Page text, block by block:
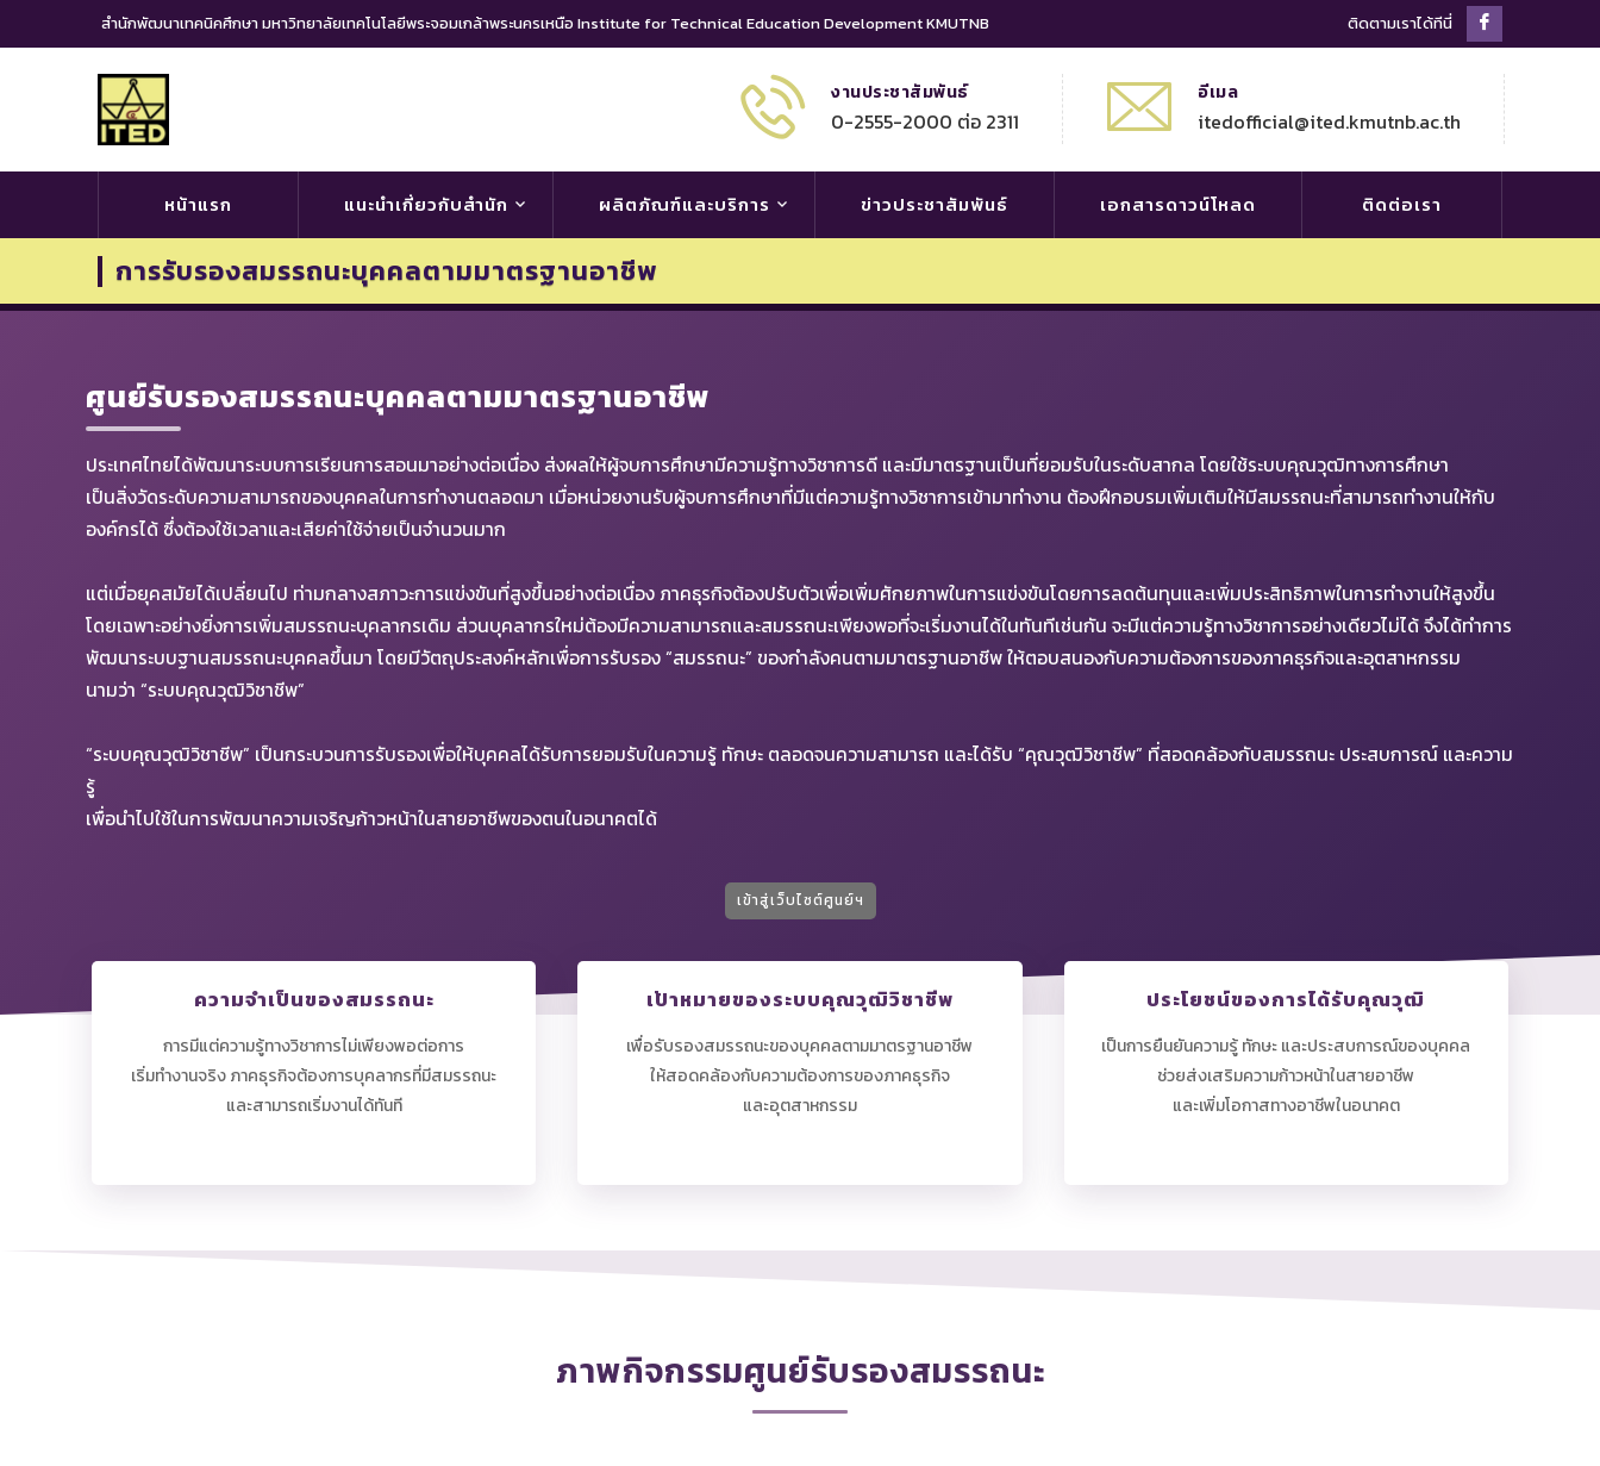
สำนักพัฒนาเทคนิคศึกษา มหาวิทยาลัยเทคโนโลยีพระจอมเกล้าพระนครเหนือ Institute for Technical Education Development KMUTNB ติดตามเราได้ทีนี่
งานประชาสัมพันธ์
0-2555-2000 ต่อ 2311
อีเมล
itedofficial@ited.kmutnb.ac.th
หน้าแรก แนะนำเกี่ยวกับสำนัก ผลิตภัณฑ์และบริการ ข่าวประชาสัมพันธ์ เอกสารดาวน์โหลด ติดต่อเรา
การรับรองสมรรถนะบุคคลตามมาตรฐานอาชีพ
ศูนย์รับรองสมรรถนะบุคคลตามมาตรฐานอาชีพ
ประเทศไทยได้พัฒนาระบบการเรียนการสอนมาอย่างต่อเนื่อง ส่งผลให้ผู้จบการศึกษามีความรู้ทางวิชาการดี และมีมาตรฐานเป็นที่ยอมรับในระดับสากล โดยใช้ระบบคุณวุฒิทางการศึกษา
เป็นสิ่งวัดระดับความสามารถของบุคคลในการทำงานตลอดมา เมื่อหน่วยงานรับผู้จบการศึกษาที่มีแต่ความรู้ทางวิชาการเข้ามาทำงาน ต้องฝึกอบรมเพิ่มเติมให้มีสมรรถนะที่สามารถทำงานให้กับ
องค์กรได้ ซึ่งต้องใช้เวลาและเสียค่าใช้จ่ายเป็นจำนวนมาก
แต่เมื่อยุคสมัยได้เปลี่ยนไป ท่ามกลางสภาวะการแข่งขันที่สูงขึ้นอย่างต่อเนื่อง ภาคธุรกิจต้องปรับตัวเพื่อเพิ่มศักยภาพในการแข่งขันโดยการลดต้นทุนและเพิ่มประสิทธิภาพในการทำงานให้สูงขึ้น
โดยเฉพาะอย่างยิ่งการเพิ่มสมรรถนะบุคลากรเดิม ส่วนบุคลากรใหม่ต้องมีความสามารถและสมรรถนะเพียงพอที่จะเริ่มงานได้ในทันทีเช่นกัน จะมีแต่ความรู้ทางวิชาการอย่างเดียวไม่ได้ จึงได้ทำการ
พัฒนาระบบฐานสมรรถนะบุคคลขึ้นมา โดยมีวัตถุประสงค์หลักเพื่อการรับรอง “สมรรถนะ” ของกำลังคนตามมาตรฐานอาชีพ ให้ตอบสนองกับความต้องการของภาคธุรกิจและอุตสาหกรรม
นามว่า “ระบบคุณวุฒิวิชาชีพ”
“ระบบคุณวุฒิวิชาชีพ” เป็นกระบวนการรับรองเพื่อให้บุคคลได้รับการยอมรับในความรู้ ทักษะ ตลอดจนความสามารถ และได้รับ “คุณวุฒิวิชาชีพ” ที่สอดคล้องกับสมรรถนะ ประสบการณ์ และความ
รู้
เพื่อนำไปใช้ในการพัฒนาความเจริญก้าวหน้าในสายอาชีพของตนในอนาคตได้
เข้าสู่เว็บไซต์ศูนย์ฯ
ความจำเป็นของสมรรถนะ
การมีแต่ความรู้ทางวิชาการไม่เพียงพอต่อการ
เริ่มทำงานจริง ภาคธุรกิจต้องการบุคลากรที่มีสมรรถนะ
และสามารถเริ่มงานได้ทันที
เป้าหมายของระบบคุณวุฒิวิชาชีพ
เพื่อรับรองสมรรถนะของบุคคลตามมาตรฐานอาชีพ
ให้สอดคล้องกับความต้องการของภาคธุรกิจ
และอุตสาหกรรม
ประโยชน์ของการได้รับคุณวุฒิ
เป็นการยืนยันความรู้ ทักษะ และประสบการณ์ของบุคคล
ช่วยส่งเสริมความก้าวหน้าในสายอาชีพ
และเพิ่มโอกาสทางอาชีพในอนาคต
ภาพกิจกรรมศูนย์รับรองสมรรถนะ